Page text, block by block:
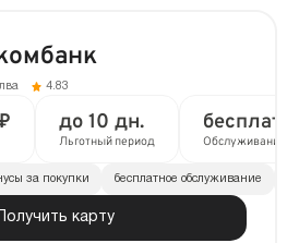
4.83
до 10 дн.
Льготный период Обслуживание
Получить карту
за покупки бесплатное обслуживание